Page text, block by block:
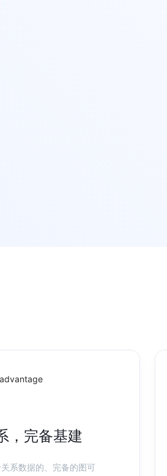
，完备基建
系数据的、完备的图可